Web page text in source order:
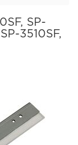
SP-
3510SF,